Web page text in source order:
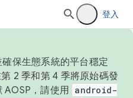
登入
保生態系統的平台穩定
2 季和第 4 季將原始碼發
AOSP，請使用 android-